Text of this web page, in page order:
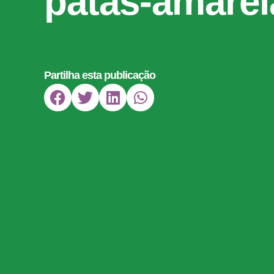
Partilha esta publicação